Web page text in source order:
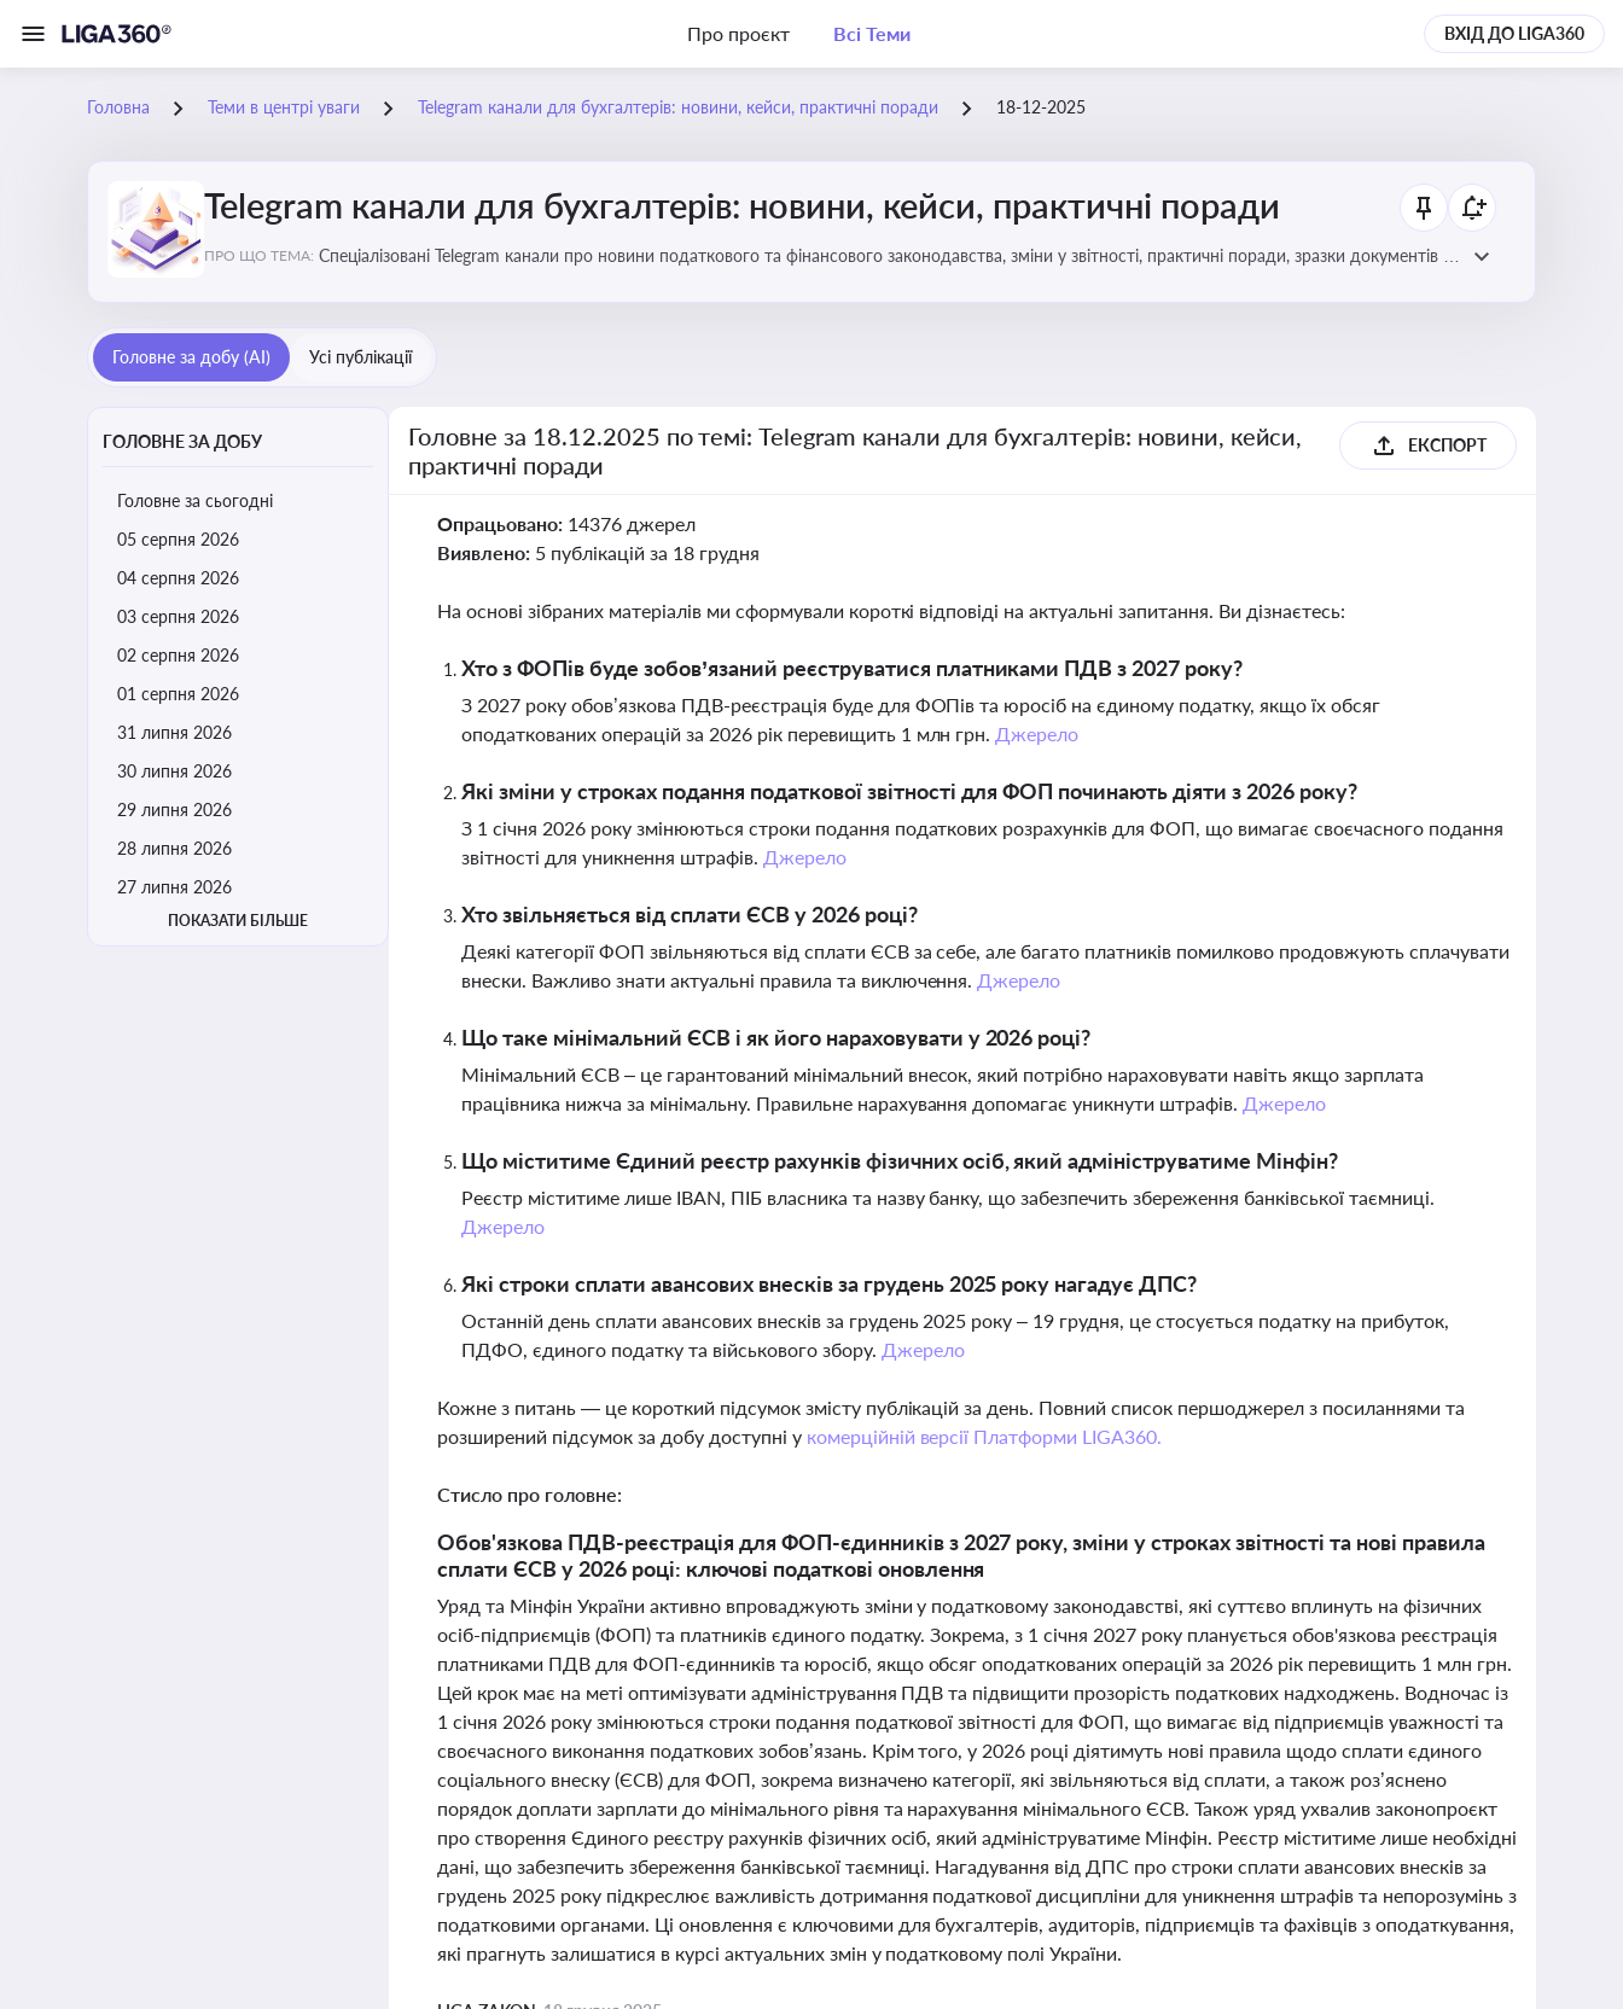
Про проєкт Всі Теми ВХІД ДО LIGA360
Головна Теми в центрі уваги Telegram канали для бухгалтерів: новини, кейси, практичні поради 18-12-2025
Telegram канали для бухгалтерів: новини, кейси, практичні поради
ПРО ЩО ТЕМА: Спеціалізовані Telegram канали про новини податкового та фінансового законодавства, зміни у звітності, практичні поради, зразки документів і
Головне за добу (AI) Усі публікації
ГОЛОВНЕ ЗА ДОБУ
Головне за сьогодні
05 серпня 2026
04 серпня 2026
03 серпня 2026
02 серпня 2026
01 серпня 2026
31 липня 2026
30 липня 2026
29 липня 2026
28 липня 2026
27 липня 2026
ПОКАЗАТИ БІЛЬШЕ
Головне за 18.12.2025 по темі: Telegram канали для бухгалтерів: новини, кейси,
практичні поради
ЕКСПОРТ
Опрацьовано: 14376 джерел
Виявлено: 5 публікацій за 18 грудня
На основі зібраних матеріалів ми сформували короткі відповіді на актуальні запитання. Ви дізнаєтесь:
Хто з ФОПів буде зобов’язаний реєструватися платниками ПДВ з 2027 року?
З 2027 року обов’язкова ПДВ-реєстрація буде для ФОПів та юросіб на єдиному податку, якщо їх обсяг
оподаткованих операцій за 2026 рік перевищить 1 млн грн. Джерело
Які зміни у строках подання податкової звітності для ФОП починають діяти з 2026 року?
З 1 січня 2026 року змінюються строки подання податкових розрахунків для ФОП, що вимагає своєчасного подання
звітності для уникнення штрафів. Джерело
Хто звільняється від сплати ЄСВ у 2026 році?
Деякі категорії ФОП звільняються від сплати ЄСВ за себе, але багато платників помилково продовжують сплачувати
внески. Важливо знати актуальні правила та виключення. Джерело
Що таке мінімальний ЄСВ і як його нараховувати у 2026 році?
Мінімальний ЄСВ – це гарантований мінімальний внесок, який потрібно нараховувати навіть якщо зарплата
працівника нижча за мінімальну. Правильне нарахування допомагає уникнути штрафів. Джерело
Що міститиме Єдиний реєстр рахунків фізичних осіб, який адмініструватиме Мінфін?
Реєстр міститиме лише IBAN, ПІБ власника та назву банку, що забезпечить збереження банківської таємниці.
Джерело
Які строки сплати авансових внесків за грудень 2025 року нагадує ДПС?
Останній день сплати авансових внесків за грудень 2025 року – 19 грудня, це стосується податку на прибуток,
ПДФО, єдиного податку та військового збору. Джерело
Кожне з питань — це короткий підсумок змісту публікацій за день. Повний список першоджерел з посиланнями та
розширений підсумок за добу доступні у комерційній версії Платформи LIGA360.
Стисло про головне:
Обов'язкова ПДВ-реєстрація для ФОП-єдинників з 2027 року, зміни у строках звітності та нові правила
сплати ЄСВ у 2026 році: ключові податкові оновлення
Уряд та Мінфін України активно впроваджують зміни у податковому законодавстві, які суттєво вплинуть на фізичних
осіб-підприємців (ФОП) та платників єдиного податку. Зокрема, з 1 січня 2027 року планується обов'язкова реєстрація
платниками ПДВ для ФОП-єдинників та юросіб, якщо обсяг оподаткованих операцій за 2026 рік перевищить 1 млн грн.
Цей крок має на меті оптимізувати адміністрування ПДВ та підвищити прозорість податкових надходжень. Водночас із
1 січня 2026 року змінюються строки подання податкової звітності для ФОП, що вимагає від підприємців уважності та
своєчасного виконання податкових зобов’язань. Крім того, у 2026 році діятимуть нові правила щодо сплати єдиного
соціального внеску (ЄСВ) для ФОП, зокрема визначено категорії, які звільняються від сплати, а також роз’яснено
порядок доплати зарплати до мінімального рівня та нарахування мінімального ЄСВ. Також уряд ухвалив законопроєкт
про створення Єдиного реєстру рахунків фізичних осіб, який адмініструватиме Мінфін. Реєстр міститиме лише необхідні
дані, що забезпечить збереження банківської таємниці. Нагадування від ДПС про строки сплати авансових внесків за
грудень 2025 року підкреслює важливість дотримання податкової дисципліни для уникнення штрафів та непорозумінь з
податковими органами. Ці оновлення є ключовими для бухгалтерів, аудиторів, підприємців та фахівців з оподаткування,
які прагнуть залишатися в курсі актуальних змін у податковому полі України.